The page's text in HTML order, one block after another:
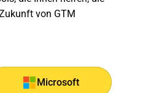
von GTM
Microsoft